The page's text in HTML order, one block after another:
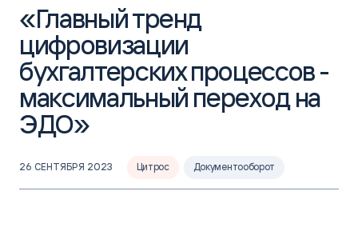
«Главный тренд
цифровизации
бухгалтерских процессов -
максимальный переход на
ЭДО»
26 СЕНТЯБРЯ 2023 Цитрос Документооборот